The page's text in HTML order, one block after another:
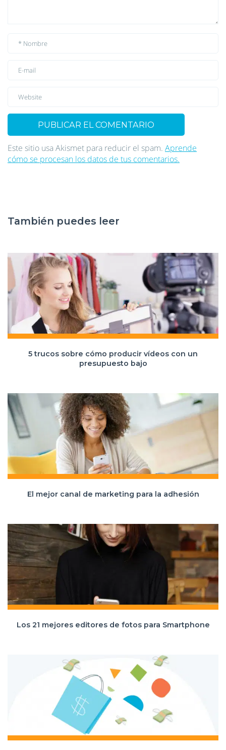
Este sitio usa Akismet para reducir el spam. Aprende
cómo se procesan los datos de tus comentarios.
También puedes leer
5 trucos sobre cómo producir vídeos con un
presupuesto bajo
El mejor canal de marketing para la adhesión
Los 21 mejores editores de fotos para Smartphone